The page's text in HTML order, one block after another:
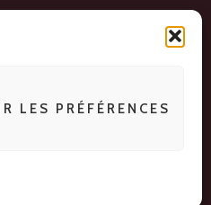
LES PRÉFÉRENCES